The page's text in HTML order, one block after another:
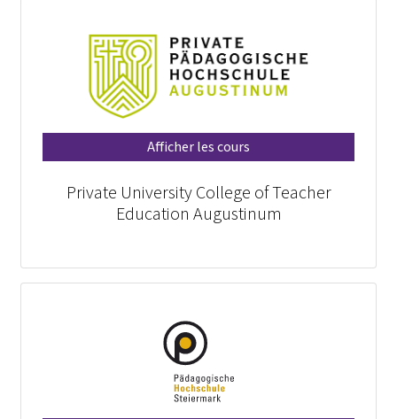
Afficher les cours
Private University College of Teacher
Education Augustinum